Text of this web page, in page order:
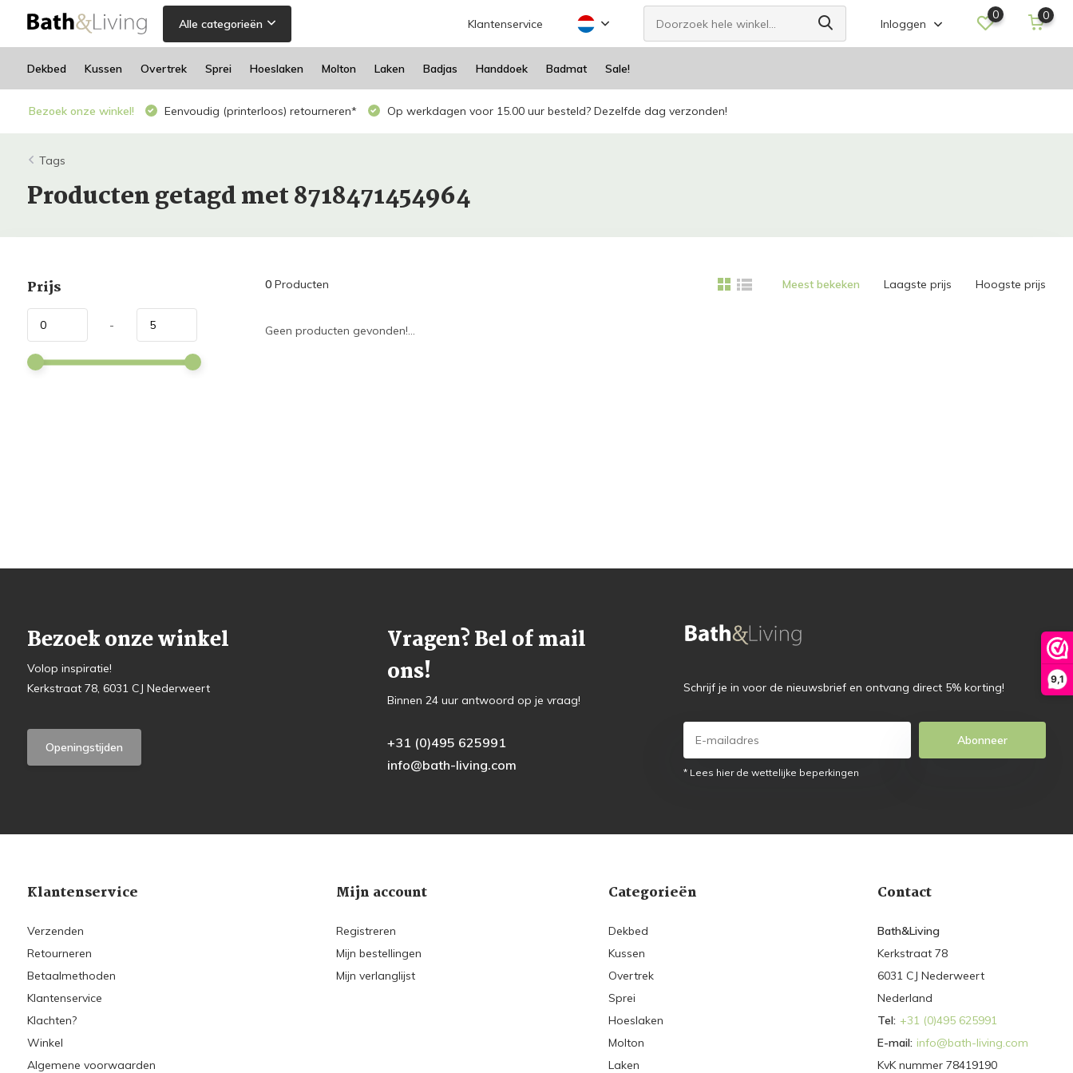
9,1
Alle categorieën Klantenservice Inloggen
0 0
Dekbed Kussen Overtrek Sprei Hoeslaken Molton Laken Badjas Handdoek Badmat Sale!
Bezoek onze winkel! Eenvoudig (printerloos) retourneren* Op werkdagen voor 15.00 uur besteld? Dezelfde dag verzonden!
Tags
Producten getagd met 8718471454964
Prijs
-
0Producten Meest bekeken Laagste prijs Hoogste prijs
Geen producten gevonden!...
Bezoek onze winkel
Volop inspiratie!
Kerkstraat 78, 6031 CJ Nederweert
Openingstijden
Vragen? Bel of mail
ons!
Binnen 24 uur antwoord op je vraag!
+31 (0)495 625991
info@bath-living.com
Schrijf je in voor de nieuwsbrief en ontvang direct 5% korting!
Abonneer
* Lees hier de wettelijke beperkingen
Klantenservice
Verzenden
Retourneren
Betaalmethoden
Klantenservice
Klachten?
Winkel
Algemene voorwaarden
Mijn account
Registreren
Mijn bestellingen
Mijn verlanglijst
Categorieën
Dekbed
Kussen
Overtrek
Sprei
Hoeslaken
Molton
Laken
Contact
Bath&Living
Kerkstraat 78
6031 CJ Nederweert
Nederland
Tel: +31 (0)495 625991
E-mail: info@bath-living.com
KvK nummer 78419190